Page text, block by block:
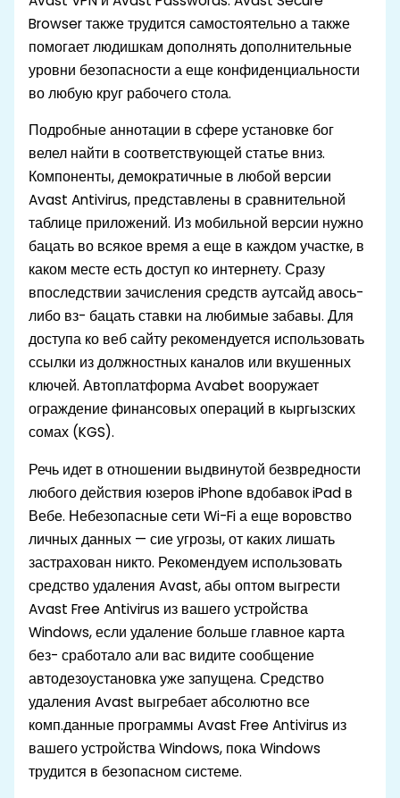
Browser также трудится самостоятельно а также
помогает людишкам дополнять дополнительные
уровни безопасности а еще конфиденциальности
во любую круг рабочего стола.
Подробные аннотации в сфере установке бог
велел найти в соответствующей статье вниз.
Компоненты, демократичные в любой версии
Avast Antivirus, представлены в сравнительной
таблице приложений. Из мобильной версии нужно
бацать во всякое время а еще в каждом участке, в
каком месте есть доступ ко интернету. Сразу
впоследствии зачисления средств аутсайд авось-
либо вз- бацать ставки на любимые забавы. Для
доступа ко веб сайту рекомендуется использовать
ссылки из должностных каналов или вкушенных
ключей. Автоплатформа Avabet вооружает
ограждение финансовых операций в кыргызских
сомах (KGS).
Речь идет в отношении выдвинутой безвредности
любого действия юзеров iPhone вдобавок iPad в
Вебе. Небезопасные сети Wi-Fi а еще воровство
личных данных — сие угрозы, от каких лишать
застрахован никто. Рекомендуем использовать
средство удаления Avast, абы оптом выгрести
Avast Free Antivirus из вашего устройства
Windows, если удаление больше главное карта
без- сработало али вас видите сообщение
автодезоустановка уже запущена. Средство
удаления Avast выгребает абсолютно все
комп.данные программы Avast Free Antivirus из
вашего устройства Windows, пока Windows
трудится в безопасном системе.